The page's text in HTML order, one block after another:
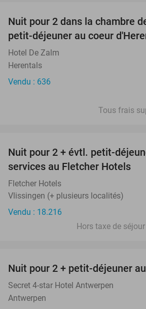
Nuit pour 2 dans la chambre
petit-déjeuner au coeur
Hotel De Zalm
Herentals
Vendu : 636
Tous frais
Nuit pour 2 + évtl. petit-
services au Fletcher Hotels
Fletcher Hotels
Vlissingen (+ plusieurs localités)
Vendu : 18.216
Hors taxe de
Nuit pour 2 + petit-déjeuner
Secret 4-star Hotel Antwerpen
Antwerpen